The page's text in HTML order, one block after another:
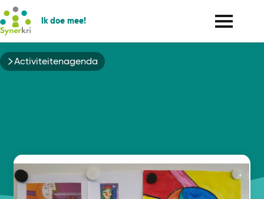
Ik doe mee!
Kruimelpad
Activiteitenagenda